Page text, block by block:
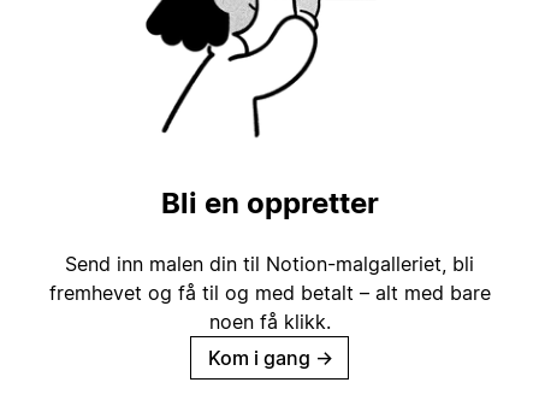
Bli en oppretter
Send inn malen din til Notion-malgalleriet, bli
fremhevet og få til og med betalt – alt med bare
noen få klikk.
Kom i gang →